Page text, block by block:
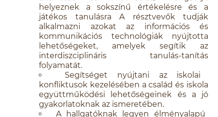
helyeznek a sokszínű értékelésre és a
játékos tanulásra A résztvevők tudják
alkalmazni azokat az információs és
kommunikációs technológiák nyújtotta
lehetőségeket, amelyek segítik az
interdiszciplináris tanulás-tanítás
folyamatát.
Segítséget nyújtani az iskolai
konfliktusok kezelésében a család és iskola
együttműködési lehetőségeinek és a jó
gyakorlatoknak az ismeretében.
A hallgatóknak legyen élményalapú